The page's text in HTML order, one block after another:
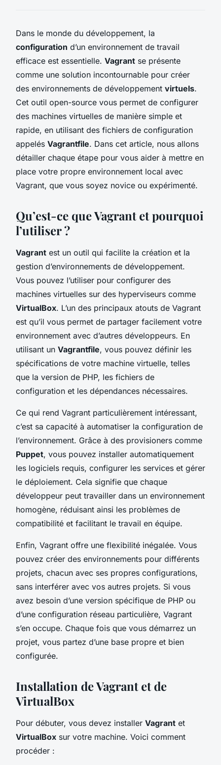
Dans le monde du développement, la
configuration d’un environnement de travail
efficace est essentielle. Vagrant se présente
comme une solution incontournable pour créer
des environnements de développement virtuels.
Cet outil open-source vous permet de configurer
des machines virtuelles de manière simple et
rapide, en utilisant des fichiers de configuration
appelés Vagrantfile. Dans cet article, nous allons
détailler chaque étape pour vous aider à mettre en
place votre propre environnement local avec
Vagrant, que vous soyez novice ou expérimenté.
Qu’est-ce que Vagrant et pourquoi
l’utiliser ?
Vagrant est un outil qui facilite la création et la
gestion d’environnements de développement.
Vous pouvez l’utiliser pour configurer des
machines virtuelles sur des hyperviseurs comme
VirtualBox. L’un des principaux atouts de Vagrant
est qu’il vous permet de partager facilement votre
environnement avec d’autres développeurs. En
utilisant un Vagrantfile, vous pouvez définir les
spécifications de votre machine virtuelle, telles
que la version de PHP, les fichiers de
configuration et les dépendances nécessaires.
Ce qui rend Vagrant particulièrement intéressant,
c’est sa capacité à automatiser la configuration de
l’environnement. Grâce à des provisioners comme
Puppet, vous pouvez installer automatiquement
les logiciels requis, configurer les services et gérer
le déploiement. Cela signifie que chaque
développeur peut travailler dans un environnement
homogène, réduisant ainsi les problèmes de
compatibilité et facilitant le travail en équipe.
Enfin, Vagrant offre une flexibilité inégalée. Vous
pouvez créer des environnements pour différents
projets, chacun avec ses propres configurations,
sans interférer avec vos autres projets. Si vous
avez besoin d’une version spécifique de PHP ou
d’une configuration réseau particulière, Vagrant
s’en occupe. Chaque fois que vous démarrez un
projet, vous partez d’une base propre et bien
configurée.
Installation de Vagrant et de
VirtualBox
Pour débuter, vous devez installer Vagrant et
VirtualBox sur votre machine. Voici comment
procéder :